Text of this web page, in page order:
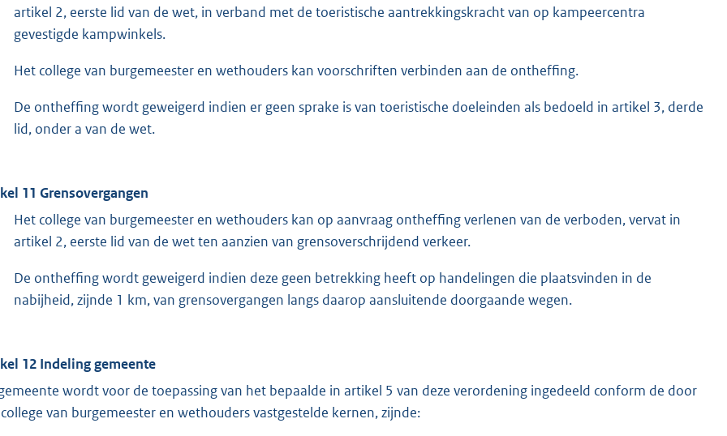
artikel 2, eerste lid van de wet, in verband met de toeristische aantrekkingskracht van op kampeercentra
gevestigde kampwinkels.
Het college van burgemeester en wethouders kan voorschriften verbinden aan de ontheffing.
De ontheffing wordt geweigerd indien er geen sprake is van toeristische doeleinden als bedoeld in artikel 3, derde
lid, onder a van de wet.
11 Grensovergangen
Het college van burgemeester en wethouders kan op aanvraag ontheffing verlenen van de verboden, vervat in
artikel 2, eerste lid van de wet ten aanzien van grensoverschrijdend verkeer.
De ontheffing wordt geweigerd indien deze geen betrekking heeft op handelingen die plaatsvinden in de
nabijheid, zijnde 1 km, van grensovergangen langs daarop aansluitende doorgaande wegen.
12 Indeling gemeente
wordt voor de toepassing van het bepaalde in artikel 5 van deze verordening ingedeeld conform de door
van burgemeester en wethouders vastgestelde kernen, zijnde: